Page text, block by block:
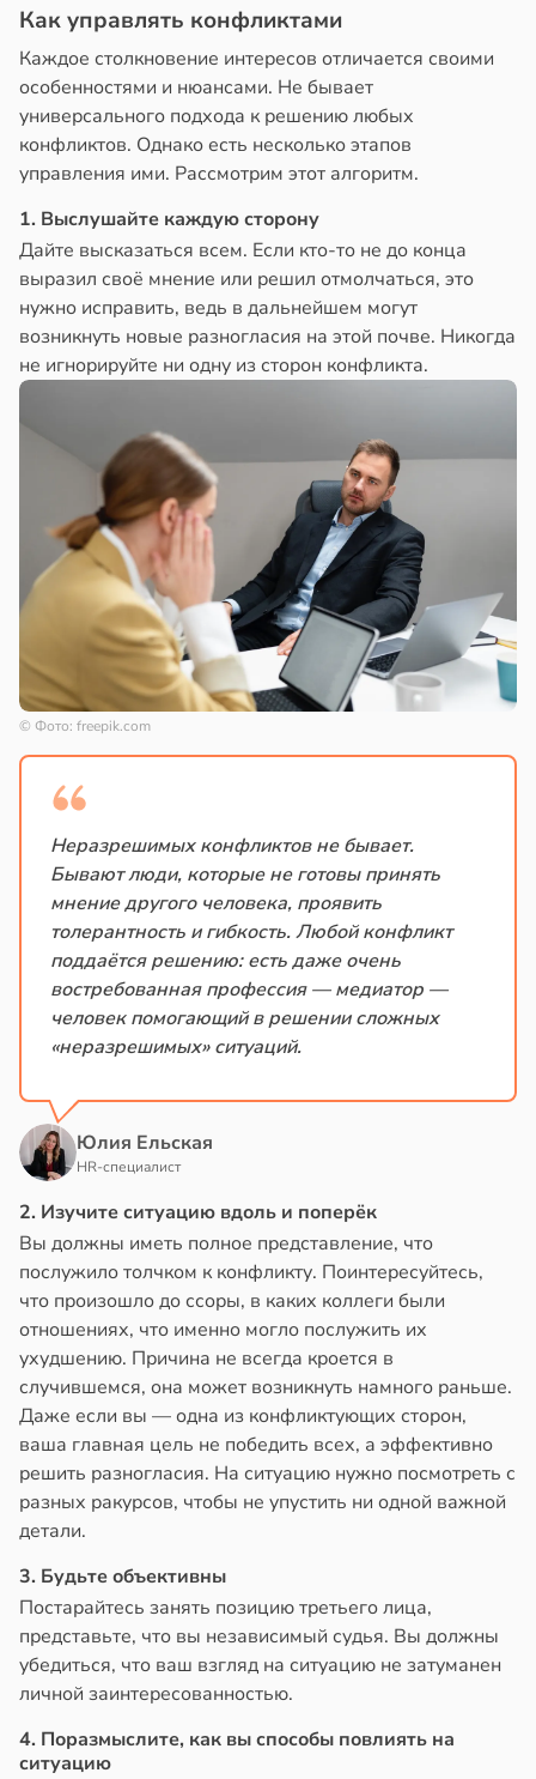
Как управлять конфликтами
Каждое столкновение интересов отличается своими
особенностями и нюансами. Не бывает
универсального подхода к решению любых
конфликтов. Однако есть несколько этапов
управления ими. Рассмотрим этот алгоритм.
1. Выслушайте каждую сторону
Дайте высказаться всем. Если кто-то не до конца
выразил своё мнение или решил отмолчаться, это
нужно исправить, ведь в дальнейшем могут
возникнуть новые разногласия на этой почве. Никогда
не игнорируйте ни одну из сторон конфликта.
© Фото: freepik.com
Неразрешимых конфликтов не бывает.
Бывают люди, которые не готовы принять
мнение другого человека, проявить
толерантность и гибкость. Любой конфликт
поддаётся решению: есть даже очень
востребованная профессия — медиатор —
человек помогающий в решении сложных
«неразрешимых» ситуаций.
Юлия Ельская
HR-специалист
2. Изучите ситуацию вдоль и поперёк
Вы должны иметь полное представление, что
послужило толчком к конфликту. Поинтересуйтесь,
что произошло до ссоры, в каких коллеги были
отношениях, что именно могло послужить их
ухудшению. Причина не всегда кроется в
случившемся, она может возникнуть намного раньше.
Даже если вы — одна из конфликтующих сторон,
ваша главная цель не победить всех, а эффективно
решить разногласия. На ситуацию нужно посмотреть с
разных ракурсов, чтобы не упустить ни одной важной
детали.
3. Будьте объективны
Постарайтесь занять позицию третьего лица,
представьте, что вы независимый судья. Вы должны
убедиться, что ваш взгляд на ситуацию не затуманен
личной заинтересованностью.
4. Поразмыслите, как вы способы повлиять на
ситуацию